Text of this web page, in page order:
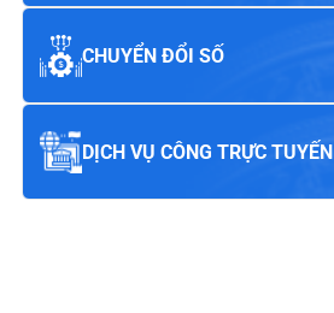
CHUYỂN ĐỔI SỐ
DỊCH VỤ CÔNG TRỰC TUYẾN